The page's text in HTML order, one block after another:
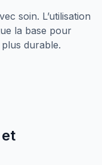
soin. L’utilisation
la base pour
durable.